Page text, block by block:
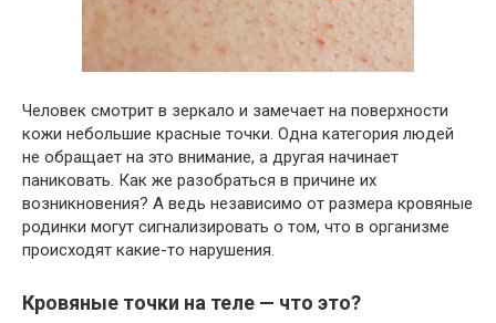
Человек смотрит в зеркало и замечает на поверхности
кожи небольшие красные точки. Одна категория людей
не обращает на это внимание, а другая начинает
паниковать. Как же разобраться в причине их
возникновения? А ведь независимо от размера кровяные
родинки могут сигнализировать о том, что в организме
происходят какие-то нарушения.
Кровяные точки на теле — что это?